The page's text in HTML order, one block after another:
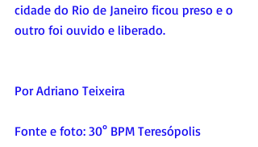
cidade do Rio de Janeiro ficou preso e o
outro foi ouvido e liberado.
Por Adriano Teixeira
Fonte e foto: 30° BPM Teresópolis